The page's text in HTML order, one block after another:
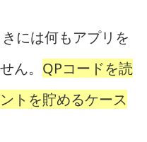
には何もアプリを
ん。 QPコードを読
トを貯めるケース